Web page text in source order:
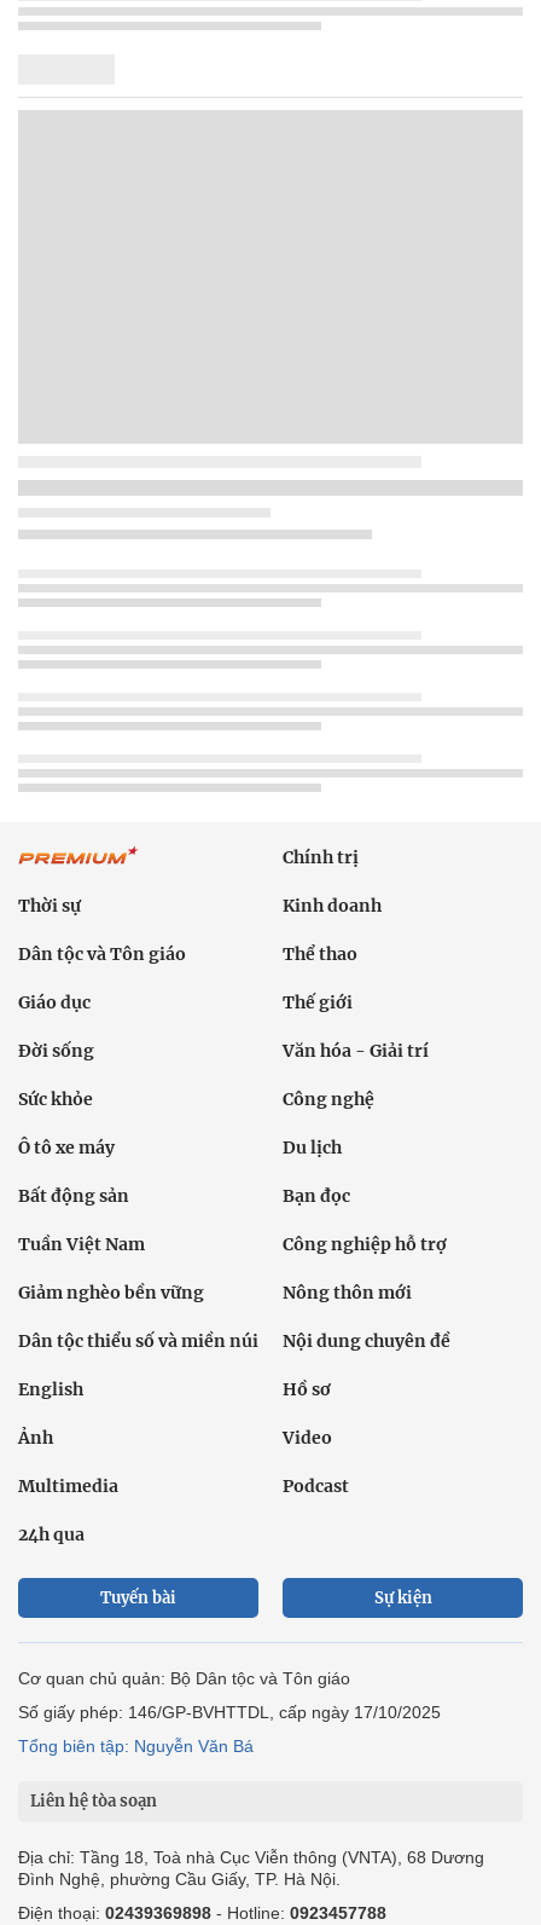
Chính trị
Thời sự Kinh doanh
Dân tộc và Tôn giáo Thể thao
Giáo dục Thế giới
Đời sống Văn hóa - Giải trí
Sức khỏe Công nghệ
Ô tô xe máy Du lịch
Bất động sản Bạn đọc
Tuần Việt Nam Công nghiệp hỗ trợ
Giảm nghèo bền vững Nông thôn mới
Dân tộc thiểu số và miền núi Nội dung chuyên đề
English Hồ sơ
Ảnh Video
Multimedia Podcast
24h qua
Tuyến bài Sự kiện
Cơ quan chủ quản: Bộ Dân tộc và Tôn giáo
Số giấy phép: 146/GP-BVHTTDL, cấp ngày 17/10/2025
Tổng biên tập: Nguyễn Văn Bá
Liên hệ tòa soạn
Địa chỉ: Tầng 18, Toà nhà Cục Viễn thông (VNTA), 68 Dương
Đình Nghệ, phường Cầu Giấy, TP. Hà Nội.
Điện thoại: 02439369898 - Hotline: 0923457788